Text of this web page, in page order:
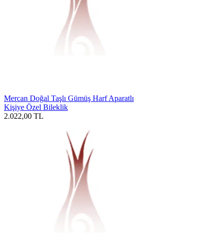
Mercan Doğal Taşlı Gümüş Harf Aparatlı
Kişiye Özel Bileklik
2.022,00 TL